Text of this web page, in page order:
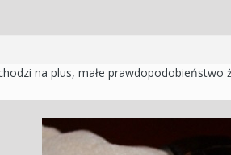
na plus, małe